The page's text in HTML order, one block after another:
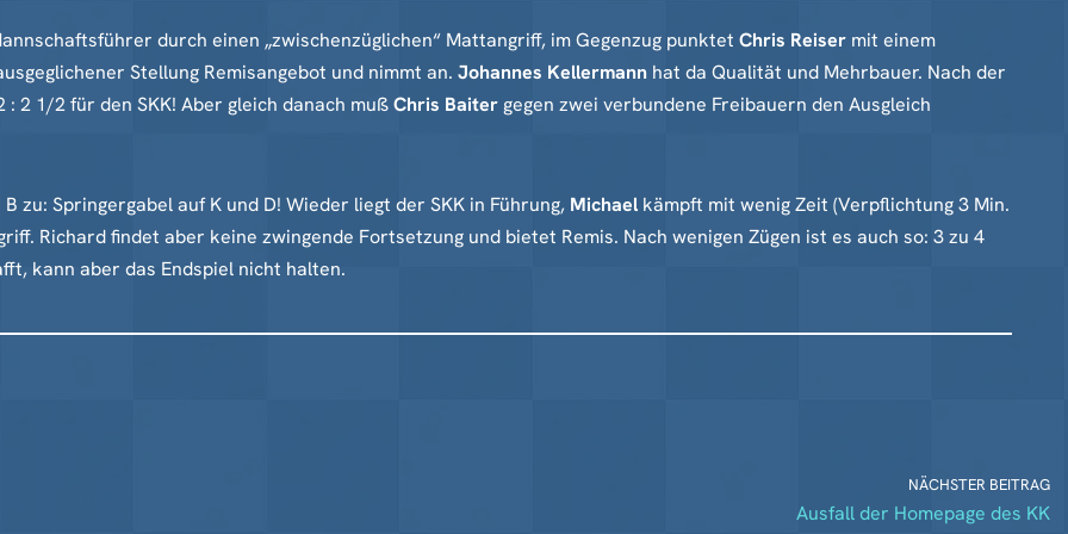
durch einen „zwischenzüglichen“ Mattangriff, im Gegenzug punktet Chris Reiser mit einem
Stellung Remisangebot und nimmt an. Johannes Kellermann hat da Qualität und Mehrbauer. Nach der
: 2 1/2 für den SKK! Aber gleich danach mußChris Baiter gegen zwei verbundene Freibauern den Ausgleich
zu: Springergabel auf K und D! Wieder liegt der SKK in Führung, Michael kämpft mit wenig Zeit (Verpflichtung 3 Min.
Richard findet aber keine zwingende Fortsetzung und bietet Remis. Nach wenigen Zügen ist es auch so: 3 zu 4
kann aber das Endspiel nicht halten.
NÄCHSTER BEITRAG
Ausfall der Homepage des KK